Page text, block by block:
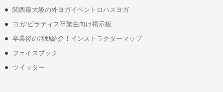
関西最大級の外ヨガイベントロハスヨガ
ヨガ/ピラティス卒業生向け掲示板
卒業後の活動紹介！インストラクターマップ
フェイスブック
ツイッター